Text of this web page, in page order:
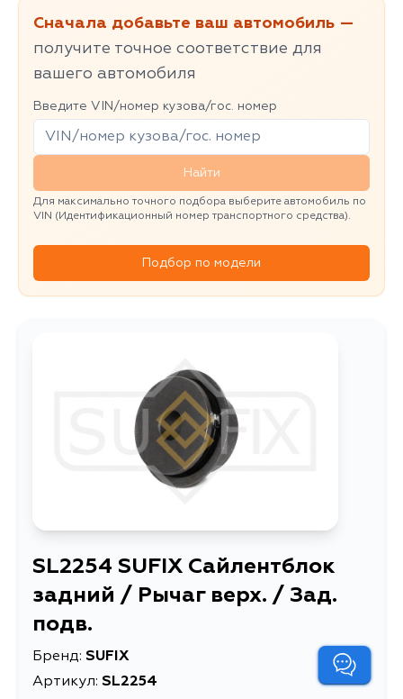
Сначала добавьте ваш автомобиль —
получите точное соответствие для
вашего автомобиля
Введите VIN/номер кузова/гос. номер
Найти
Для максимально точного подбора выберите автомобиль по
VIN (Идентификационный номер транспортного средства).
Подбор по модели
SL2254 SUFIX Сайлентблок
задний / Рычаг верх. / Зад.
подв.
Бренд: SUFIX
Артикул: SL2254